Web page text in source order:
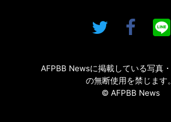
AFPBB Newsに掲載している写真
の無断使用を禁じます。
© AFPBB News